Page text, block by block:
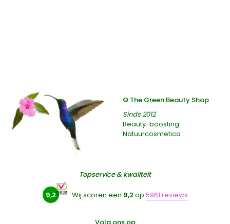
© The Green Beauty Shop
Sinds 2012
Beauty-boosting
Natuurcosmetica
Topservice & kwaliteit
9,2 Wij scoren een 9,2 op 5961 reviews